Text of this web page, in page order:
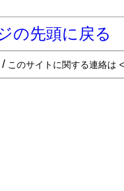
の先頭に戻る
/ このサイトに関する連絡は